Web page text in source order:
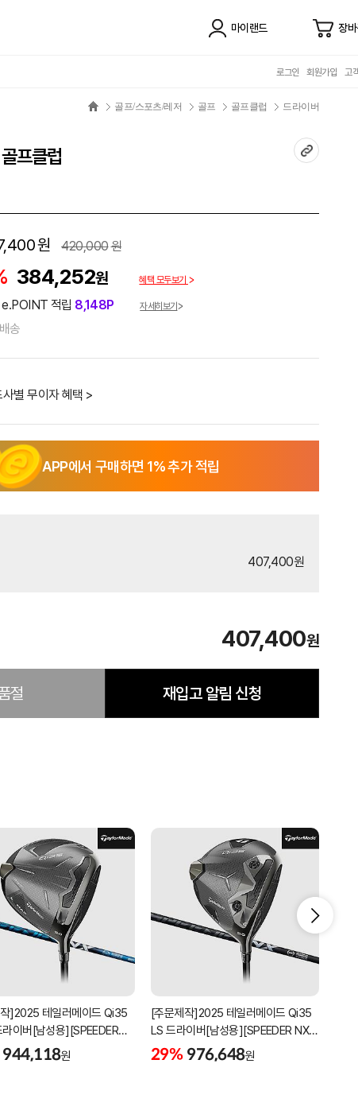
마이랜드 장
로그인 회원가입 고
골프/스포츠/레저 골프 골프클럽 드라이버
프클럽
원 420,000원
384,252원 혜택 모두보기
적립 8,148P 자세히보기
송
사별 무이자 혜택 >
APP에서 구매하면 1% 추가 적립
407,400원
407,400원
절 재입고 알림 신청
]2025 테일러메이드 Qi35
이버[남성용][SPEEDER
944,118원
[주문제작]2025 테일러메이드 Qi35
LS 드라이버[남성용][SPEEDER NX
BLACK]
29% 976,648원